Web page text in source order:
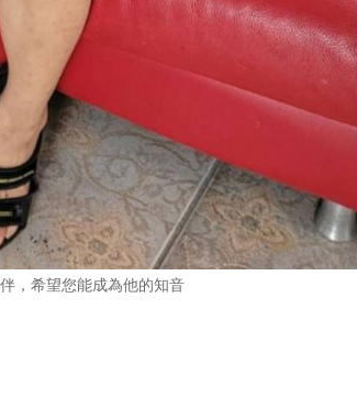
，希望您能成為他的知音